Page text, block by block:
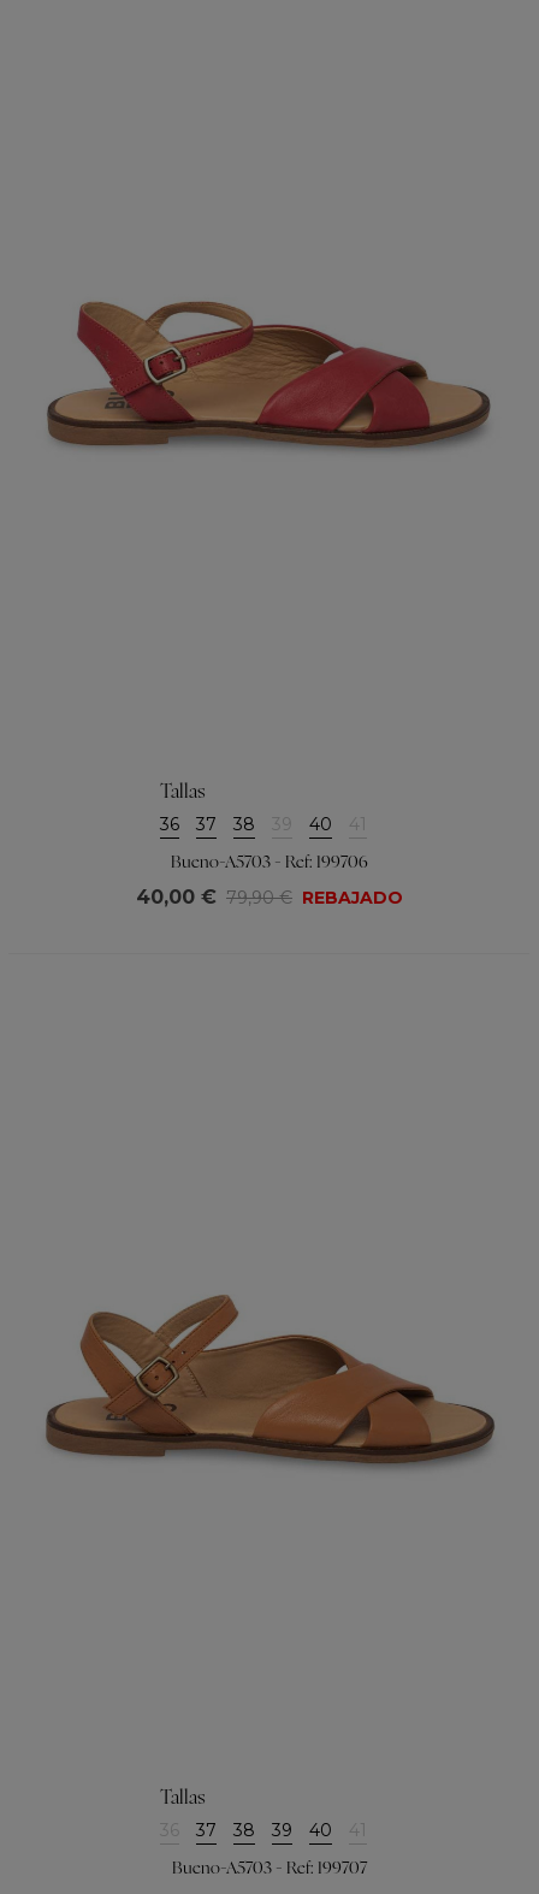
Tallas
36 37 38 39 40 41
Bueno-A5703 - Ref: 199706
40,00 € 79,90 € REBAJADO
Tallas
36 37 38 39 40 41
Bueno-A5703 - Ref: 199707